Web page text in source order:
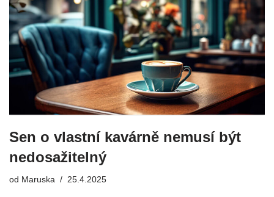
Sen o vlastní kavárně nemusí být
nedosažitelný
od Maruska 25.4.2025